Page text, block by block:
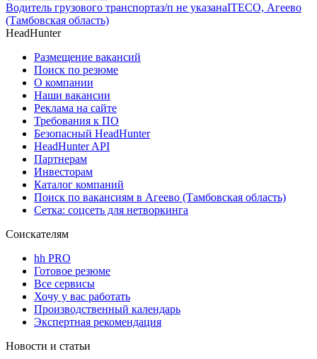
Водитель грузового транспортаз/п не указанаITECO, Агеево
(Тамбовская область)
HeadHunter
Размещение вакансий
Поиск по резюме
О компании
Наши вакансии
Реклама на сайте
Требования к ПО
Безопасный HeadHunter
HeadHunter API
Партнерам
Инвесторам
Каталог компаний
Поиск по вакансиям в Агеево (Тамбовская область)
Сетка: соцсеть для нетворкинга
Соискателям
hh PRO
Готовое резюме
Все сервисы
Хочу у вас работать
Производственный календарь
Экспертная рекомендация
Новости и статьи